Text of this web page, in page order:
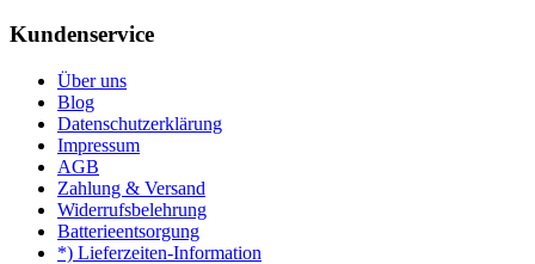
Kundenservice
Über uns
Blog
Datenschutzerklärung
Impressum
AGB
Zahlung & Versand
Widerrufsbelehrung
Batterieentsorgung
*) Lieferzeiten-Information